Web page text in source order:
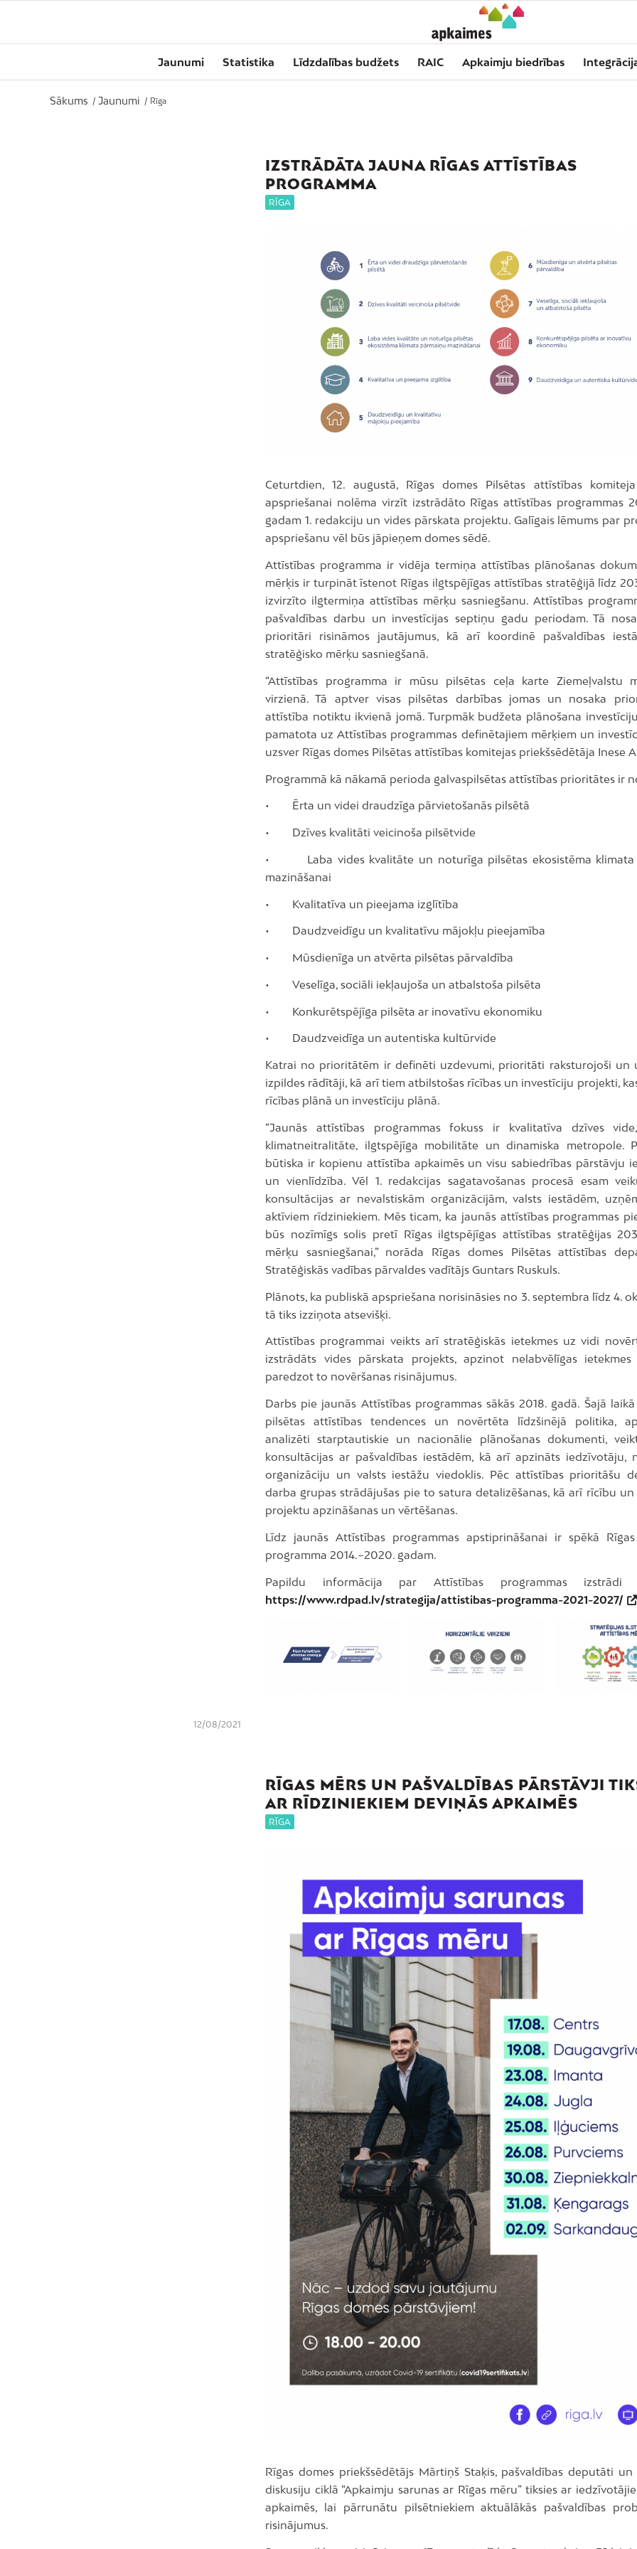
Jaunumi Statistika Līdzdalības budžets RAIC Apkaimju biedrības
Sākums / Jaunumi / Rīga
IZSTRĀDĀTA JAUNA RĪGAS ATTĪSTĪBAS
PROGRAMMA
RĪGA
Ceturtdien, 12. augustā, Rīgas domes Pilsētas attīstības
apspriešanai nolēma virzīt izstrādāto Rīgas attīstības programmas
gadam 1. redakciju un vides pārskata projektu. Galīgais lēmums par
apspriešanu vēl būs jāpieņem domes sēdē.
Attīstības programma ir vidēja termiņa attīstības plānošanas
mērķis ir turpināt īstenot Rīgas ilgtspējīgas attīstības stratēģijā līdz
izvirzīto ilgtermiņa attīstības mērķu sasniegšanu. Attīstības
pašvaldības darbu un investīcijas septiņu gadu periodam. Tā
prioritāri risināmos jautājumus, kā arī koordinē pašvaldības
stratēģisko mērķu sasniegšanā.
“Attīstības programma ir mūsu pilsētas ceļa karte Ziemeļvalstu
virzienā. Tā aptver visas pilsētas darbības jomas un nosaka
attīstība notiktu ikvienā jomā. Turpmāk budžeta plānošana
pamatota uz Attīstības programmas definētajiem mērķiem un
uzsver Rīgas domes Pilsētas attīstības komitejas priekšsēdētāja Inese
Programmā kā nākamā perioda galvaspilsētas attīstības prioritātes ir
• Ērta un videi draudzīga pārvietošanās pilsētā
• Dzīves kvalitāti veicinoša pilsētvide
• Laba vides kvalitāte un noturīga pilsētas ekosistēma klimata
mazināšanai
• Kvalitatīva un pieejama izglītība
• Daudzveidīgu un kvalitatīvu mājokļu pieejamība
• Mūsdienīga un atvērta pilsētas pārvaldība
• Veselīga, sociāli iekļaujoša un atbalstoša pilsēta
• Konkurētspējīga pilsēta ar inovatīvu ekonomiku
• Daudzveidīga un autentiska kultūrvide
Katrai no prioritātēm ir definēti uzdevumi, prioritāti raksturojoši un
izpildes rādītāji, kā arī tiem atbilstošas rīcības un investīciju projekti,
rīcības plānā un investīciju plānā.
“Jaunās attīstības programmas fokuss ir kvalitatīva dzīves
klimatneitralitāte, ilgtspējīga mobilitāte un dinamiska metropole.
būtiska ir kopienu attīstība apkaimēs un visu sabiedrības pārstāvju
un vienlīdzība. Vēl 1. redakcijas sagatavošanas procesā esam
konsultācijas ar nevalstiskām organizācijām, valsts iestādēm,
aktīviem rīdziniekiem. Mēs ticam, ka jaunās attīstības programmas
būs nozīmīgs solis pretī Rīgas ilgtspējīgas attīstības stratēģijas
mērķu sasniegšanai,” norāda Rīgas domes Pilsētas attīstības
Stratēģiskās vadības pārvaldes vadītājs Guntars Ruskuls.
Plānots, ka publiskā apspriešana norisināsies no 3. septembra līdz 4.
tā tiks izziņota atsevišķi.
Attīstības programmai veikts arī stratēģiskās ietekmes uz vidi
izstrādāts vides pārskata projekts, apzinot nelabvēlīgas
paredzot to novēršanas risinājumus.
Darbs pie jaunās Attīstības programmas sākās 2018. gadā. Šajā
pilsētas attīstības tendences un novērtēta līdzšinējā politika,
analizēti starptautiskie un nacionālie plānošanas dokumenti,
konsultācijas ar pašvaldības iestādēm, kā arī apzināts iedzīvotāju,
organizāciju un valsts iestāžu viedoklis. Pēc attīstības prioritāšu
darba grupas strādājušas pie to satura detalizēšanas, kā arī rīcību
projektu apzināšanas un vērtēšanas.
Līdz jaunās Attīstības programmas apstiprināšanai ir spēkā
programma 2014.−2020. gadam.
Papildu informācija par Attīstības programmas izstrādi
https://www.rdpad.lv/strategija/attistibas-programma-2021-2027/
12/08/2021
RĪGAS MĒRS UN PAŠVALDĪBAS PĀRSTĀVJI
AR RĪDZINIEKIEM DEVIŅĀS APKAIMĒS
RĪGA
Rīgas domes priekšsēdētājs Mārtiņš Staķis, pašvaldības deputāti
diskusiju ciklā “Apkaimju sarunas ar Rīgas mēru” tiksies ar
apkaimēs, lai pārrunātu pilsētniekiem aktuālākās pašvaldības
risinājumus.